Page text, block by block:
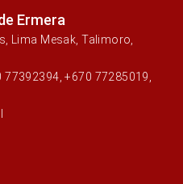
Ermera
Lima Mesak, Talimoro,
77392394, +670 77285019,